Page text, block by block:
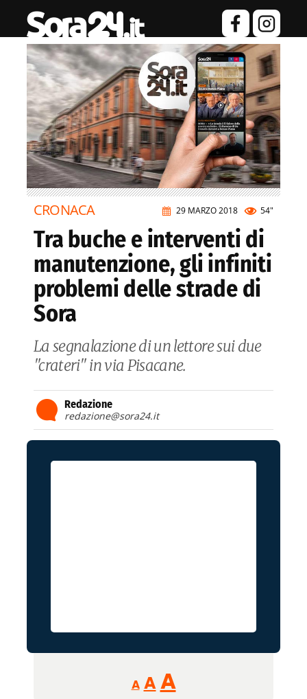
29 MARZO 2018 54"
CRONACA
Tra buche e interventi di
manutenzione, gli infiniti
problemi delle strade di
Sora
La segnalazione di un lettore sui due
"crateri" in via Pisacane.
Redazione
redazione@sora24.it
A
Reducir
tamaño
A Restablecer
AAumentar